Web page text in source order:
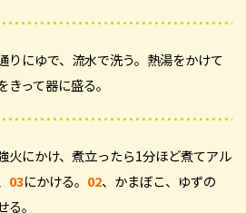
りにゆで、流水で洗う。熱湯をかけて
って器に盛る。
火にかけ、煮立ったら1分ほど煮てアル
03にかける。 02、かまぼこ、ゆずの
。